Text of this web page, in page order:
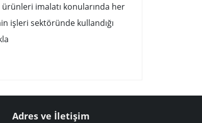
ürünleri imalatı konularında her
işleri sektöründe kullandığı
Adres ve İletişim